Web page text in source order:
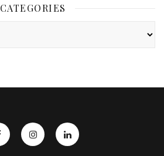
CATEGORIES